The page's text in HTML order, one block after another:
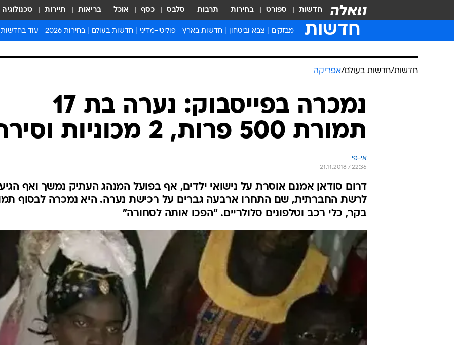
חדשות ספורט בחירות תרבות סלבס כסף אוכל בריאות תיירות טכנולוגיה
חדשות מבזקים צבא וביטחון חדשות בארץ
בריאות
חברה ורווחה
פוליטי-מדיני חדשות בעולם
אפריקה
בחירות 2026 עוד בחדשות
הנחיות
ארכיון מדורים
לוח שנה
חדשות יהדות
המייל האדום
חדשות/חדשות בעולם/אפריקה
נמכרה בפייסבוק: נערה בת 17
תמורת 500 פרות, 2 מכוניות וסירה
אי-פי
21.11.2018 / 22:36
דרום סודאן אמנם אוסרת על נישואי ילדים, אף בפועל המנהג העתיק נמשך ואף
לרשת החברתית, שם התחרו ארבעה גברים על רכישת נערה. היא נמכרה לבסוף
בקר, כלי רכב וטלפונים סלולריים. "הפכו אותה לסחורה"